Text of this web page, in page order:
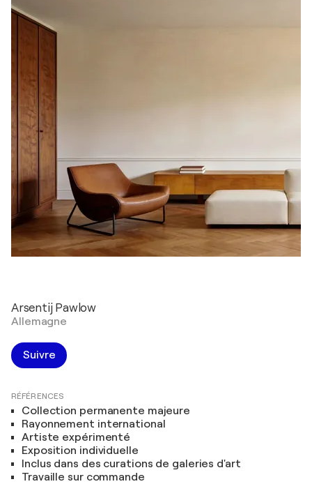
Arsentij Pawlow
Allemagne
Suivre
RÉFÉRENCES
Collection permanente majeure
Rayonnement international
Artiste expérimenté
Exposition individuelle
Inclus dans des curations de galeries d'art
Travaille sur commande